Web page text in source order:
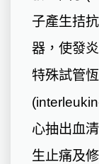
子產生拮
器，使發
特殊試管
心抽出血
生止痛及